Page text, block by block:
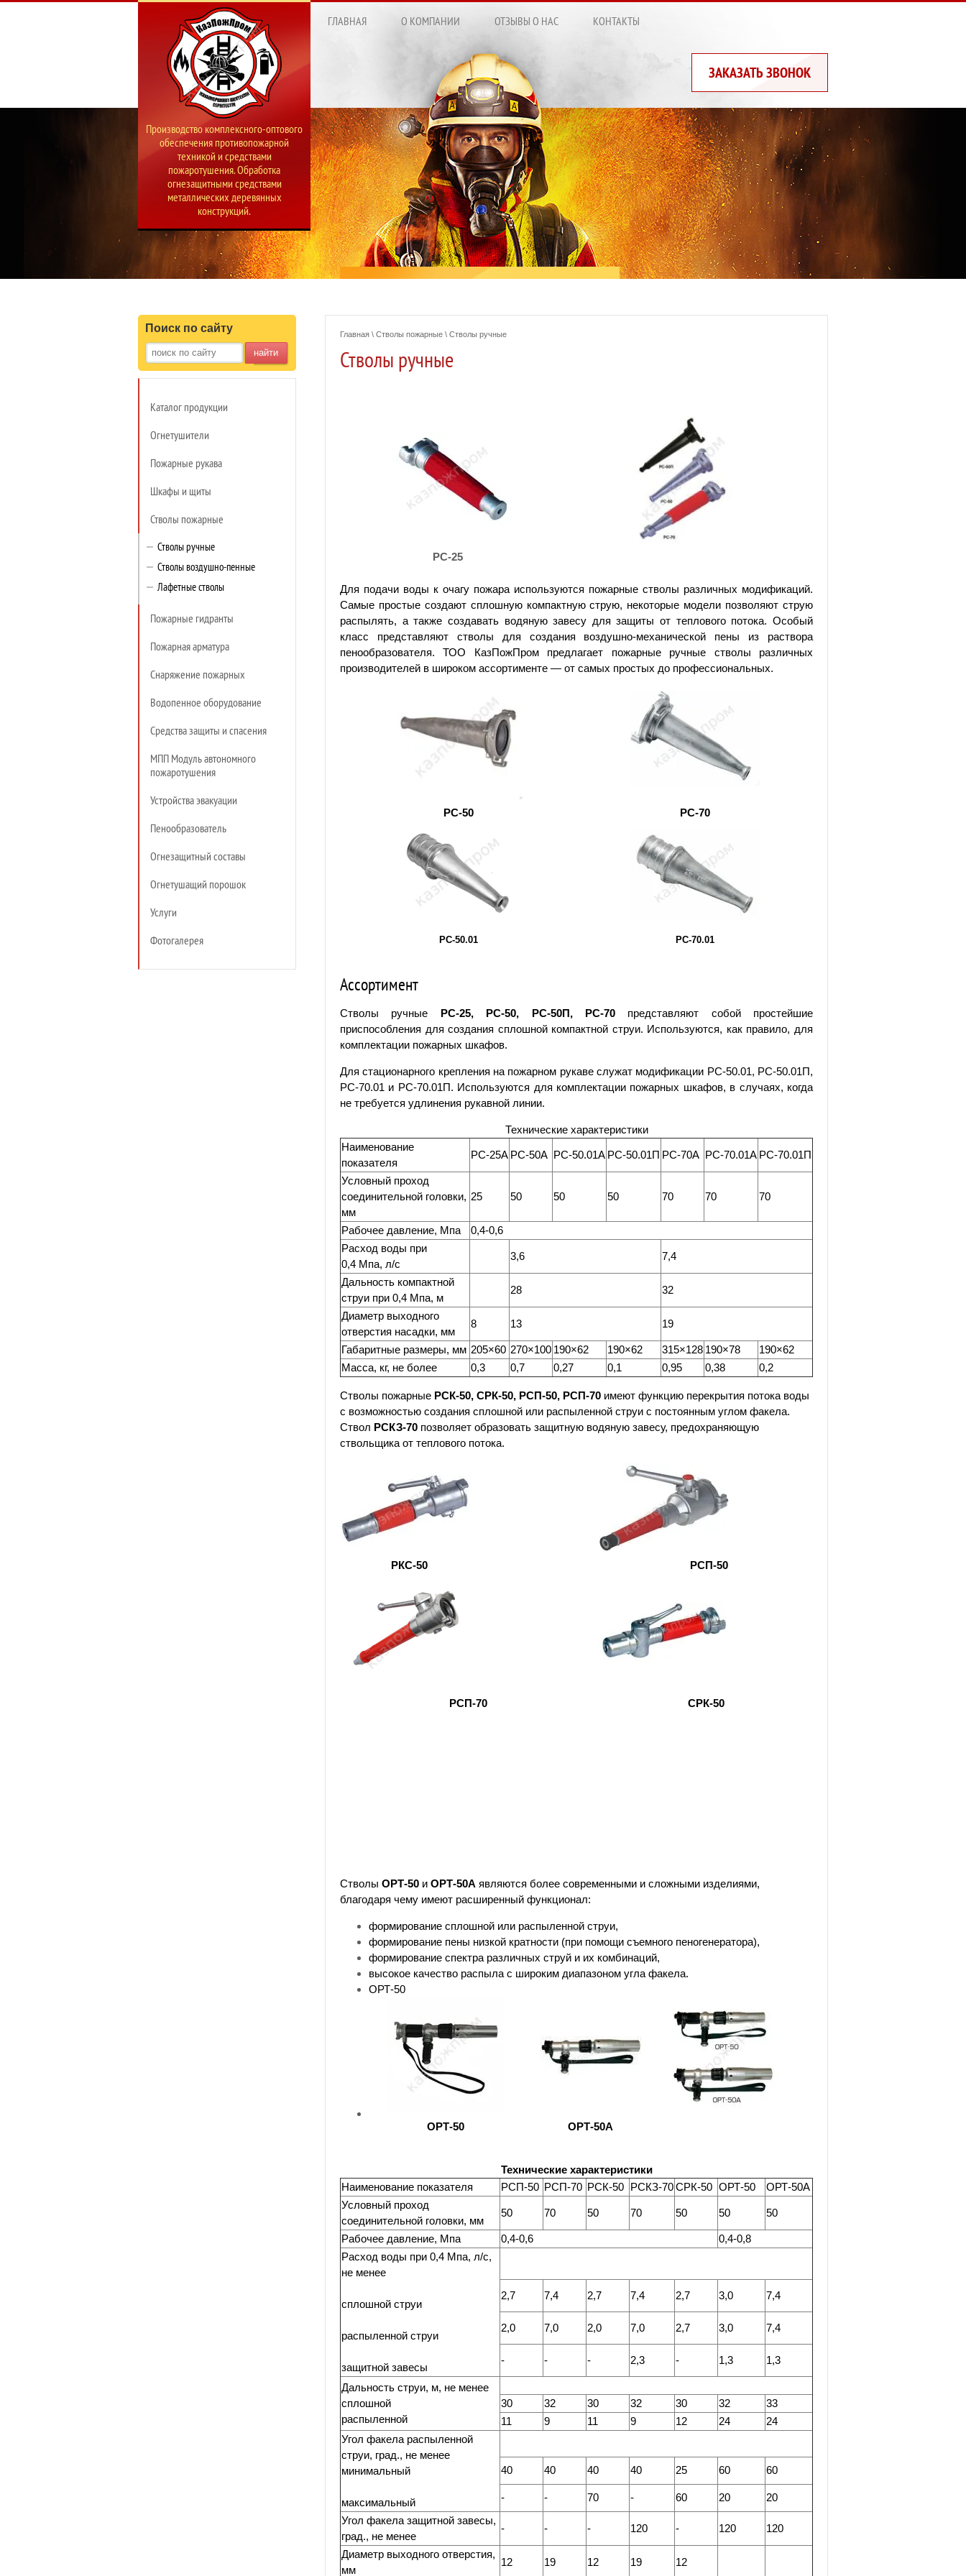
Производство комплексного-оптового
обеспечения противопожарной
техникой и средствами
пожаротушения. Обработка
огнезащитными средствами
металлических деревянных
конструкций.
ГЛАВНАЯ О КОМПАНИИ ОТЗЫВЫ О НАС КОНТАКТЫ
ЗАКАЗАТЬ ЗВОНОК
Поиск по сайту
найти
Каталог продукции
Огнетушители
Пожарные рукава
Шкафы и щиты
Стволы пожарные
Стволы ручные
Стволы воздушно-пенные
Лафетные стволы
Пожарные гидранты
Пожарная арматура
Снаряжение пожарных
Водопенное оборудование
Средства защиты и спасения
МПП Модуль автономного
пожаротушения
Устройства эвакуации
Пенообразователь
Огнезащитный составы
Огнетушащий порошок
Услуги
Фотогалерея
Главная \ Стволы пожарные \ Стволы ручные
Стволы ручные
РС-25
Для подачи воды к очагу пожара используются пожарные стволы различных модификаций.
Самые простые создают сплошную компактную струю, некоторые модели позволяют струю
распылять, а также создавать водяную завесу для защиты от теплового потока. Особый
класс представляют стволы для создания воздушно-механической пены из раствора
пенообразователя. ТОО КазПожПром предлагает пожарные ручные стволы различных
производителей в широком ассортименте — от самых простых до профессиональных.
РС-50 РС-70
РС-50.01 РС-70.01
Ассортимент
Стволы ручные РС-25, РС-50, РС-50П, РС-70представляют собой простейшие
приспособления для создания сплошной компактной струи. Используются, как правило, для
комплектации пожарных шкафов.
Для стационарного крепления на пожарном рукаве служат модификации РС-50.01, РС-50.01П,
РС-70.01 и РС-70.01П. Используются для комплектации пожарных шкафов, в случаях, когда
не требуется удлинения рукавной линии.
Технические характеристики
Наименование
показателя
РС-25А РС-50А РС-50.01А РС-50.01П РС-70А РС-70.01А РС-70.01П
Условный проход
соединительной головки,
мм
25 50 50 50 70 70 70
Рабочее давление, Мпа
0,4-0,6
Расход воды при
0,4 Мпа, л/с
3,6 7,4
Дальность компактной
струи при 0,4 Мпа, м
28 32
Диаметр выходного
отверстия насадки, мм
8 13 19
Габаритные размеры, мм 205×60 270×100 190×62 190×62 315×128 190×78
190×62
Масса, кг, не более
0,3 0,7 0,27 0,1 0,95 0,38 0,2
Стволы пожарные РСК-50, СРК-50, РСП-50, РСП-70 имеют функцию перекрытия потока воды
с возможностью создания сплошной или распыленной струи с постоянным углом факела.
Ствол РСКЗ-70 позволяет образовать защитную водяную завесу, предохраняющую
ствольщика от теплового потока.
РКС-50 РСП-50
РСП-70 СРК-50
Стволы ОРТ-50 и ОРТ-50А являются более современными и сложными изделиями,
благодаря чему имеют расширенный функционал:
формирование сплошной или распыленной струи,
формирование пены низкой кратности (при помощи съемного пеногенератора),
формирование спектра различных струй и их комбинаций,
высокое качество распыла с широким диапазоном угла факела.
ОРТ-50
ОРТ-50 ОРТ-50А
Технические характеристики
Наименование показателя
РСП-50 РСП-70 РСК-50 РСКЗ-70СРК-50 ОРТ-50
ОРТ-50А
Условный проход
соединительной головки, мм
50 70 50 70 50 50 50
Рабочее давление, Мпа 0,4-0,6
0,4-0,8
Расход воды при 0,4 Мпа, л/с,
не менее
сплошной струи
распыленной струи
защитной завесы
2,7 7,4 2,7 7,4 2,7 3,0 7,4
2,0 7,0 2,0 7,0 2,7 3,0 7,4
- - - 2,3 - 1,3 1,3
Дальность струи, м, не менее
сплошной
распыленной
30 32 30 32 30 32
33
11
9 11 9 12 24
24
Угол факела распыленной
струи, град., не менее
минимальный
максимальный
40 40 40 40 25 60 60
- - 70 - 60 20
20
Угол факела защитной завесы,
град., не менее
- - - 120 - 120 120
Диаметр выходного отверстия,
мм
12 19 12 19 12